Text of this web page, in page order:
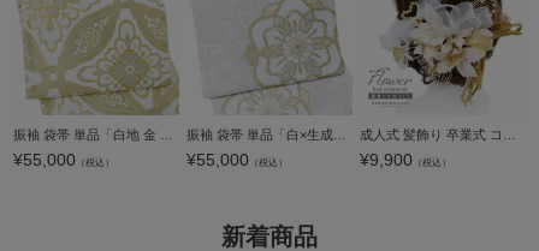
¥55,000 （税込） ¥55,000 （税込） ¥9,900 （税込）
新着商品
ップ
へ